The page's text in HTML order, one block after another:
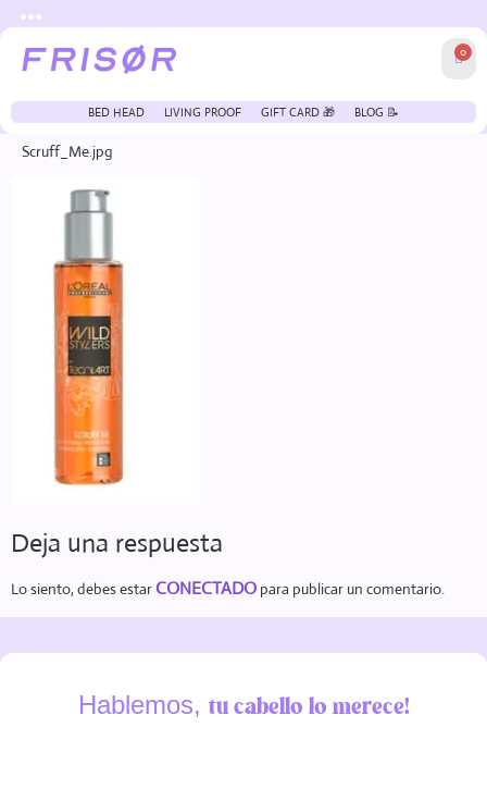
●●●
0
BED HEAD LIVING PROOF GIFT CARD 🎁 BLOG 📝
Scruff_Me.jpg
Deja una respuesta
Lo siento, debes estarCONECTADO para publicar un comentario.
Hablemos,tu cabello lo merece!